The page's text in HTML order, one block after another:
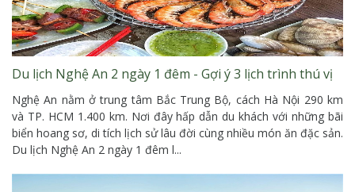
Du lịch Nghệ An 2 ngày 1 đêm - Gợi ý 3 lịch trình thú vị
Nghệ An nằm ở trung tâm Bắc Trung Bộ, cách Hà Nội 290 km
và TP. HCM 1.400 km. Nơi đây hấp dẫn du khách với những bãi
biển hoang sơ, di tích lịch sử lâu đời cùng nhiều món ăn đặc sản.
Du lịch Nghệ An 2 ngày 1 đêm l...